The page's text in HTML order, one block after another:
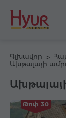
Գլխավոր
Ախթալայի
Թոփ 30